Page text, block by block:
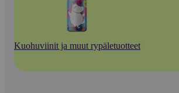
Kuohuviinit ja muut rypäletuotteet